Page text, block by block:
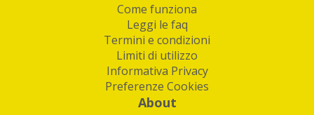
Come funziona
Leggi le faq
Termini e condizioni
Limiti di utilizzo
Informativa Privacy
Preferenze Cookies
About